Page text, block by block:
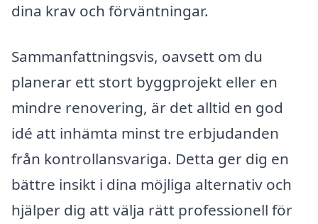
dina krav och förväntningar.
Sammanfattningsvis, oavsett om du
planerar ett stort byggprojekt eller en
mindre renovering, är det alltid en god
idé att inhämta minst tre erbjudanden
från kontrollansvariga. Detta ger dig en
bättre insikt i dina möjliga alternativ och
hjälper dig att välja rätt professionell för